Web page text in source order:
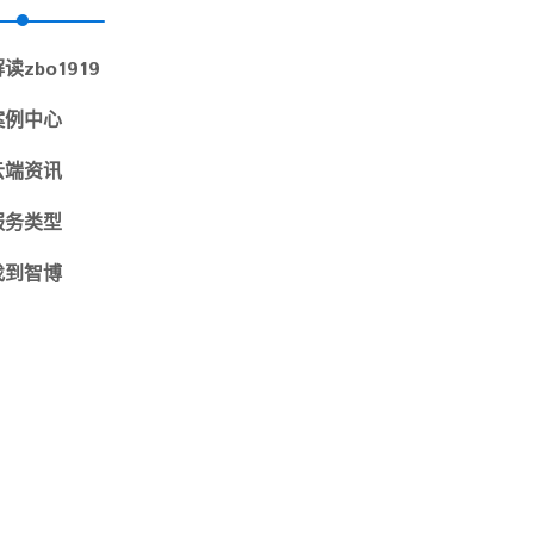
zbo1919
中心
资讯
类型
智博